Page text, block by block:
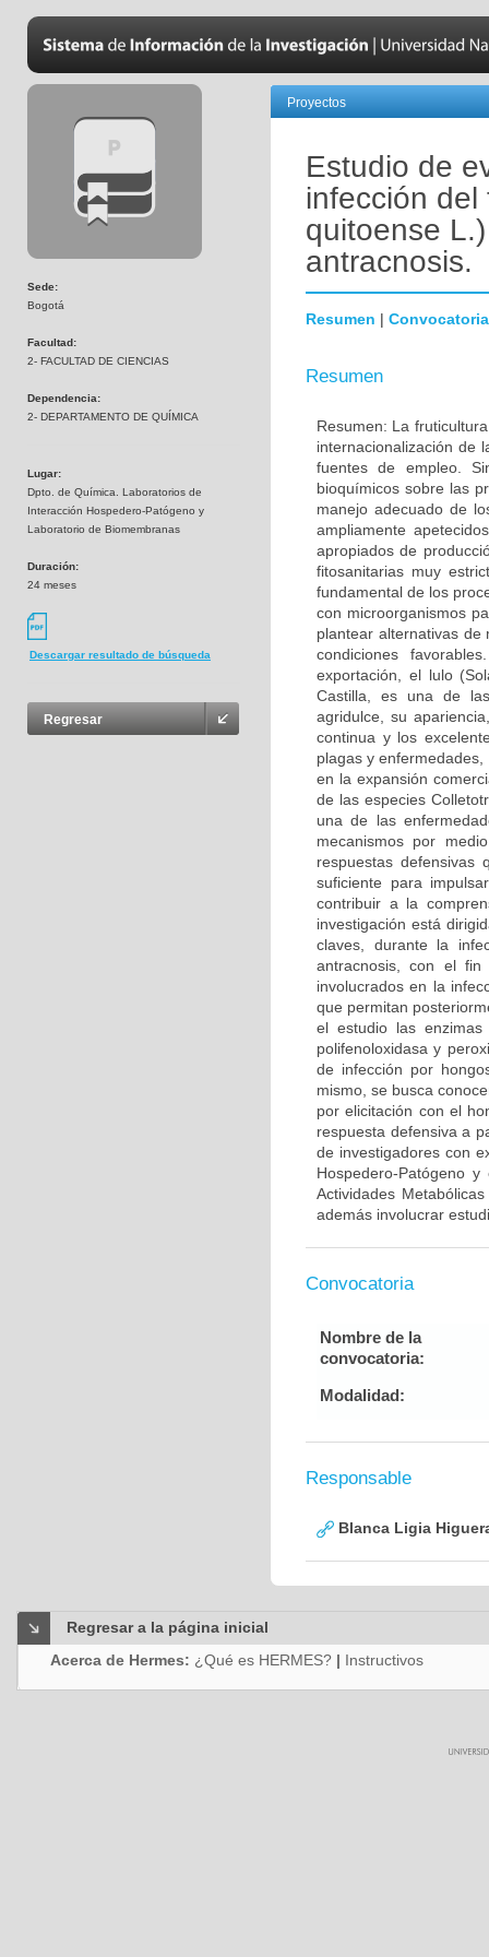
Sede:
Bogotá
Facultad:
2- FACULTAD DE CIENCIAS
Dependencia:
2- DEPARTAMENTO DE QUÍMICA
Lugar:
Dpto. de Química. Laboratorios de
Interacción Hospedero-Patógeno y
Laboratorio de Biomembranas
Duración:
24 meses
Descargar resultado de búsqueda
Regresar
Proyectos
Estudio de
infección
quitoense
antracnosis.
Resumen | Convocatoria
Resumen
Resumen: La
internacionalización de
fuentes de empleo.
bioquímicos sobre las
manejo adecuado de
ampliamente
apropiados de
fitosanitarias muy
fundamental de los
con microorganismos
plantear alternativas
condiciones
exportación, el lulo
Castilla, es una de
agridulce, su
continua y los
plagas y
en la expansión
de las especies
una de las
mecanismos por
respuestas defensivas
suficiente para
contribuir a la
investigación está
claves, durante la
antracnosis, con el
involucrados en la
que permitan
el estudio las enzimas
polifenoloxidasa y
de infección por
mismo, se busca
por elicitación con el
respuesta defensiva a
de investigadores con
Hospedero-Patógeno
Actividades
además involucrar
Convocatoria
Nombre de la
convocatoria:
Modalidad:
Responsable
Blanca Ligia
Regresar a la página inicial
Acerca de Hermes: ¿Qué es HERMES? | Instructivos